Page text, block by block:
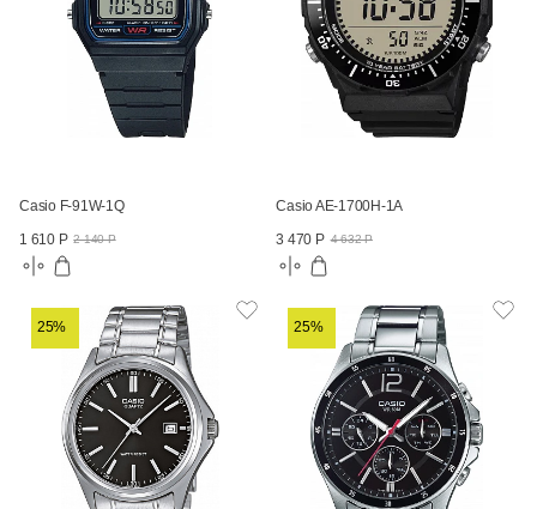
Casio F-91W-1Q
1 610 Р 2 140 Р
Casio AE-1700H-1A
3 470 Р 4 632 Р
25% 25%